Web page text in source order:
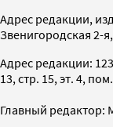
Адрес редакции,
Звенигородская 2-
Адрес редакции:
13, стр. 15, эт. 4,
Главный редактор: